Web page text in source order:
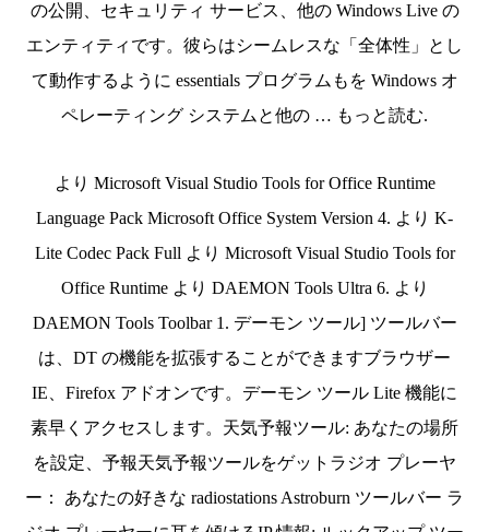
の公開、セキュリティ サービス、他の Windows Live の
エンティティです。彼らはシームレスな「全体性」とし
て動作するように essentials プログラムもを Windows オ
ペレーティング システムと他の … もっと読む.
より Microsoft Visual Studio Tools for Office Runtime
Language Pack Microsoft Office System Version 4. より K-
Lite Codec Pack Full より Microsoft Visual Studio Tools for
Office Runtime より DAEMON Tools Ultra 6. より
DAEMON Tools Toolbar 1. デーモン ツール] ツールバー
は、DT の機能を拡張することができますブラウザー
IE、Firefox アドオンです。デーモン ツール Lite 機能に
素早くアクセスします。天気予報ツール: あなたの場所
を設定、予報天気予報ツールをゲットラジオ プレーヤ
ー： あなたの好きな radiostations Astroburn ツールバー ラ